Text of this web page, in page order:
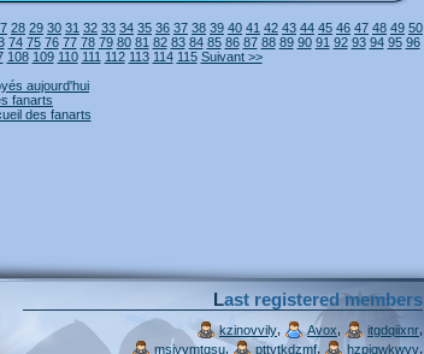
28 29 30 31 32 33 34 35 36 37 38 39 40 41 42 43 44 45 46 47 48 49 50
74 75 76 77 78 79 80 81 82 83 84 85 86 87 88 89 90 91 92 93 94 95 96
108 109 110 111 112 113 114 115 Suivant >>
aujourd'hui
fanarts
des fanarts
Last registered members
kzinovvily Avox itgdqiixnr
msivymtqsu, pttytkdzmf, hzpjqwkwvv